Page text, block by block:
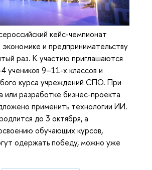
кейс-чемпионат
экономике и предпринимательству
раз. К участию приглашаются
учеников 9–11-х классов и
курса учреждений СПО. При
или разработке бизнес-проекта
применить технологии ИИ.
до 3 октября, а
обучающих курсов,
одержать победу, можно уже